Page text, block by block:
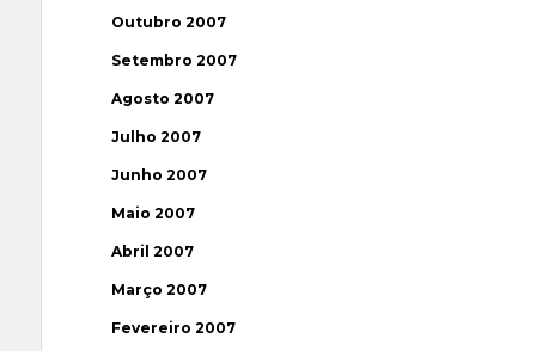
Outubro 2007
Setembro 2007
Agosto 2007
Julho 2007
Junho 2007
Maio 2007
Abril 2007
Março 2007
Fevereiro 2007